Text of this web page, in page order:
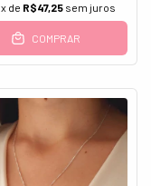
x de R$47,25 sem juros
COMPRAR